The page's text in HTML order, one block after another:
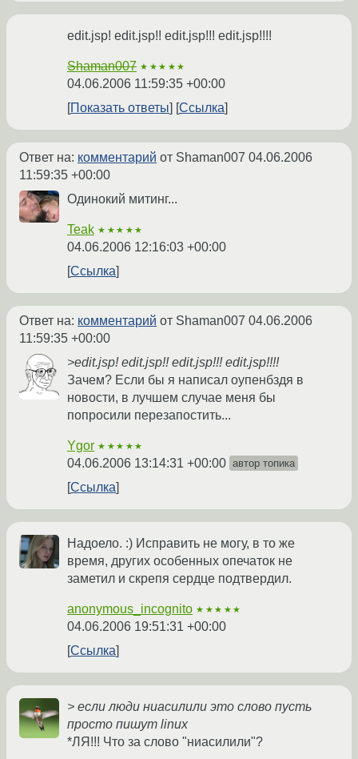
edit.jsp! edit.jsp!! edit.jsp!!! edit.jsp!!!!
Shaman007 ★★★★★
04.06.2006 11:59:35 +00:00
Показать ответы
Ссылка
Ответ на: комментарий от Shaman007 04.06.2006
11:59:35 +00:00
Одинокий митинг...
Teak ★★★★★
04.06.2006 12:16:03 +00:00
Ссылка
Ответ на: комментарий от Shaman007 04.06.2006
11:59:35 +00:00
>edit.jsp! edit.jsp!! edit.jsp!!! edit.jsp!!!!
Зачем? Если бы я написал оупенбздя в
новости, в лучшем случае меня бы
попросили перезапостить...
Ygor ★★★★★
04.06.2006 13:14:31 +00:00 автор топика
Ссылка
Надоело. :) Исправить не могу, в то же
время, других особенных опечаток не
заметил и скрепя сердце подтвердил.
anonymous_incognito ★★★★★
04.06.2006 19:51:31 +00:00
Ссылка
> если люди ниасилили это слово пусть
просто пишут linux
*ЛЯ!!! Что за слово "ниасилили"?